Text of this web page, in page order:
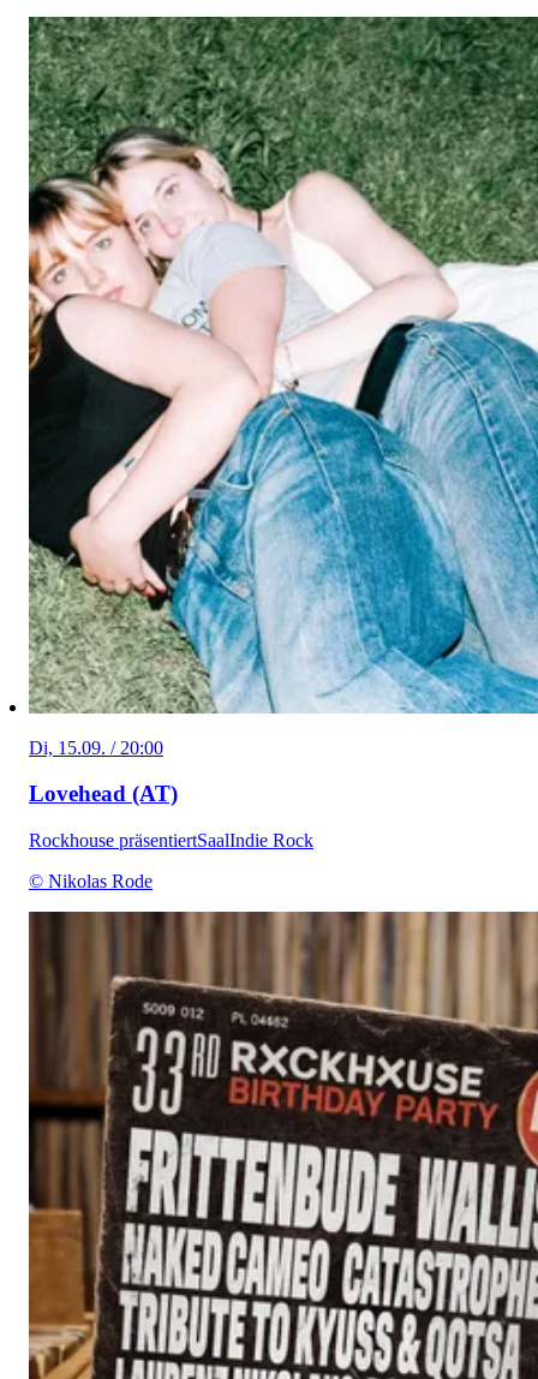
Di, 15.09. / 20:00
Lovehead (AT)
Rockhouse präsentiertSaalIndie Rock
© Nikolas Rode